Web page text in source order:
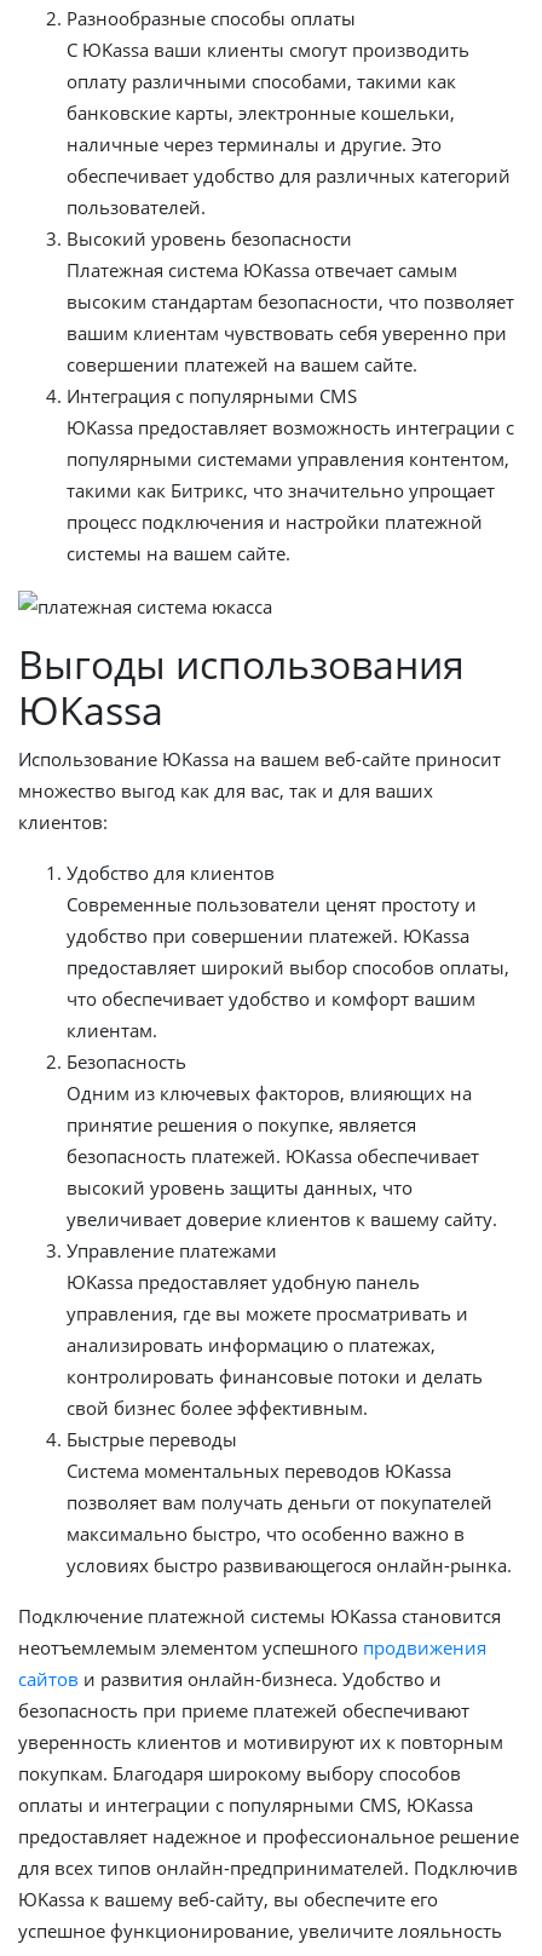
Разнообразные способы оплаты
С ЮKassa ваши клиенты смогут производить
оплату различными способами, такими как
банковские карты, электронные кошельки,
наличные через терминалы и другие. Это
обеспечивает удобство для различных категорий
пользователей.
Высокий уровень безопасности
Платежная система ЮKassa отвечает самым
высоким стандартам безопасности, что позволяет
вашим клиентам чувствовать себя уверенно при
совершении платежей на вашем сайте.
Интеграция с популярными CMS
ЮKassa предоставляет возможность интеграции с
популярными системами управления контентом,
такими как Битрикс, что значительно упрощает
процесс подключения и настройки платежной
системы на вашем сайте.
Выгоды использования
ЮKassa
Использование ЮKassa на вашем веб-сайте приносит
множество выгод как для вас, так и для ваших
клиентов:
Удобство для клиентов
Современные пользователи ценят простоту и
удобство при совершении платежей. ЮKassa
предоставляет широкий выбор способов оплаты,
что обеспечивает удобство и комфорт вашим
клиентам.
Безопасность
Одним из ключевых факторов, влияющих на
принятие решения о покупке, является
безопасность платежей. ЮKassa обеспечивает
высокий уровень защиты данных, что
увеличивает доверие клиентов к вашему сайту.
Управление платежами
ЮKassa предоставляет удобную панель
управления, где вы можете просматривать и
анализировать информацию о платежах,
контролировать финансовые потоки и делать
свой бизнес более эффективным.
Быстрые переводы
Система моментальных переводов ЮKassa
позволяет вам получать деньги от покупателей
максимально быстро, что особенно важно в
условиях быстро развивающегося онлайн-рынка.
Подключение платежной системы ЮKassa становится
неотъемлемым элементом успешного продвижения
сайтов и развития онлайн-бизнеса. Удобство и
безопасность при приеме платежей обеспечивают
уверенность клиентов и мотивируют их к повторным
покупкам. Благодаря широкому выбору способов
оплаты и интеграции с популярными CMS, ЮKassa
предоставляет надежное и профессиональное решение
для всех типов онлайн-предпринимателей. Подключив
ЮKassa к вашему веб-сайту, вы обеспечите его
успешное функционирование, увеличите лояльность